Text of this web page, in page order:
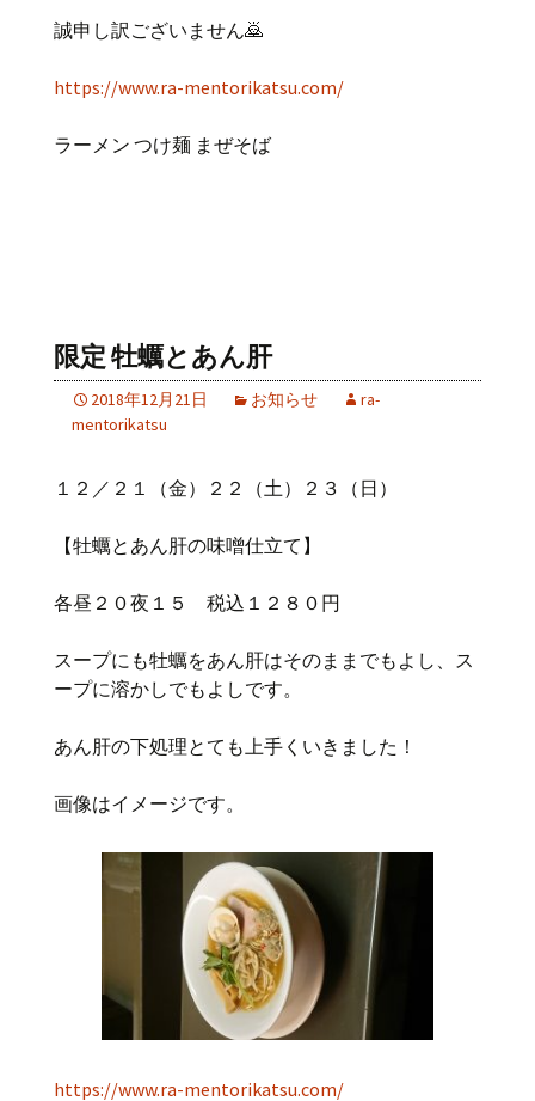
誠申し訳ございません🙇
https://www.ra-mentorikatsu.com/
ラーメン つけ麺 まぜそば
限定 牡蠣とあん肝
2018年12月21日 お知らせ
ra-
mentorikatsu
１２／２１（金）２２（土）２３（日）
【牡蠣とあん肝の味噌仕立て】
各昼２０夜１５ 税込１２８０円
スープにも牡蠣をあん肝はそのままでもよし、ス
ープに溶かしでもよしです。
あん肝の下処理とても上手くいきました！
画像はイメージです。
https://www.ra-mentorikatsu.com/